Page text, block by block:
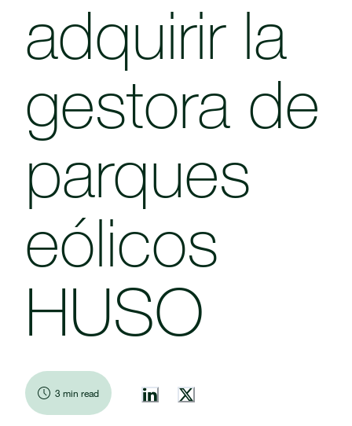
3 min read
adquirir la
gestora de
parques
eólicos
HUSO